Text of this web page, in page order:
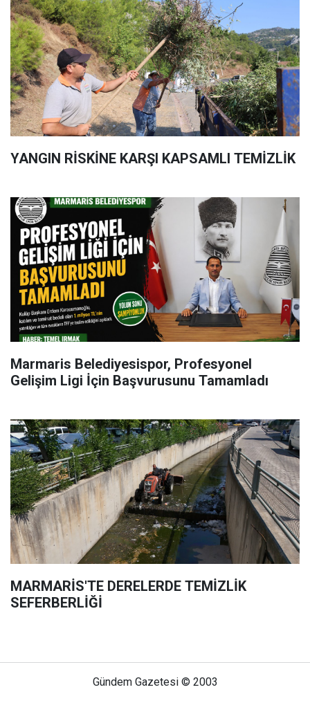
YANGIN RİSKİNE KARŞI KAPSAMLI TEMİZLİK
Marmaris Belediyesispor, Profesyonel
Gelişim Ligi İçin Başvurusunu Tamamladı
MARMARİS'TE DERELERDE TEMİZLİK
SEFERBERLİĞİ
Gündem Gazetesi © 2003